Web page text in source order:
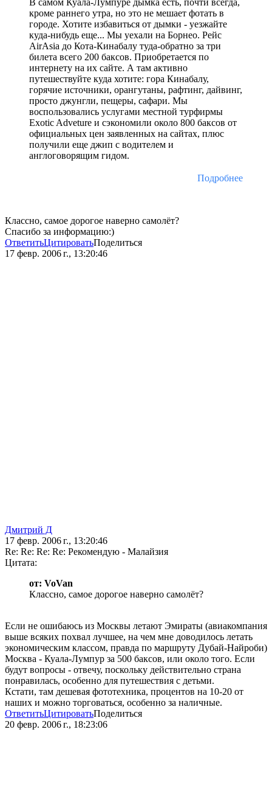
В самом Куала-Лумпуре дымка есть, почти всегда,
кроме раннего утра, но это не мешает фотать в
городе. Хотите избавиться от дымки - уезжайте
куда-нибудь еще... Мы уехали на Борнео. Рейс
AirAsia до Кота-Кинабалу туда-обратно за три
билета всего 200 баксов. Приобретается по
интернету на их сайте. А там активно
путешествуйте куда хотите: гора Кинабалу,
горячие источники, орангутаны, рафтинг, дайвинг,
просто джунгли, пещеры, сафари. Мы
воспользовались услугами местной турфирмы
Exotic Adveture и сэкономили около 800 баксов от
официальных цен заявленных на сайтах, плюс
получили еще джип с водителем и
англоговорящим гидом.
Подробнее
Классно, самое дорогое наверно самолёт?
Спасибо за информацию:)
ОтветитьЦитироватьПоделиться
17 февр. 2006 г., 13:20:46
Дмитрий Д
17 февр. 2006 г., 13:20:46
Re: Re: Re: Re: Рекомендую - Малайзия
Цитата:
от: VoVan
Классно, самое дорогое наверно самолёт?
Если не ошибаюсь из Москвы летают Эмираты (авиакомпания
выше всяких похвал лучшее, на чем мне доводилось летать
экономическим классом, правда по маршруту Дубай-Найроби)
Москва - Куала-Лумпур за 500 баксов, или около того. Если
будут вопросы - отвечу, поскольку действительно страна
понравилась, особенно для путешествия с детьми.
Кстати, там дешевая фототехника, процентов на 10-20 от
наших и можно торговаться, особенно за наличные.
ОтветитьЦитироватьПоделиться
20 февр. 2006 г., 18:23:06